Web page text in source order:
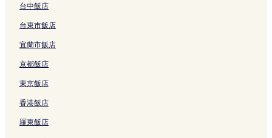
辛格爾頓軍區飯店
庫里庫裡飯店
洛恩飯店
北方入口飯店
Margan 家庭酒庄附近的飯店
彼得森酒莊附近的飯店
辛格爾頓站附近的飯店
台中飯店
台東市飯店
宜蘭市飯店
京都飯店
東京飯店
香港飯店
羅東飯店